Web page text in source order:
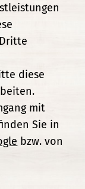
diese
mit
Sie in
bzw. von